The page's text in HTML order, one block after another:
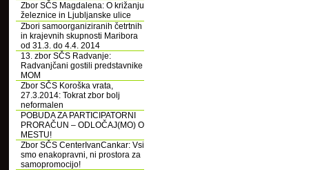
Zbor SČS Magdalena: O križanju
železnice in Ljubljanske ulice
Zbori samoorganiziranih četrtnih
in krajevnih skupnosti Maribora
od 31.3. do 4.4. 2014
13. zbor SČS Radvanje:
Radvanjčani gostili predstavnike
MOM
Zbor SČS Koroška vrata,
27.3.2014: Tokrat zbor bolj
neformalen
POBUDA ZA PARTICIPATORNI
PRORAČUN – ODLOČAJ(MO) O
MESTU!
Zbor SČS CenterIvanCankar: Vsi
smo enakopravni, ni prostora za
samopromocijo!